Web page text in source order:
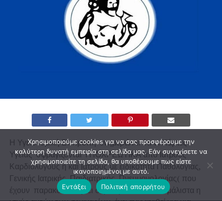
Η Υγειονομική Επιτροπή ενημερώνει ότι οι Κάρτες
Υγείας σφραγίζονται ΥΠΟΧΡΕΩΤΙΚΆ από Ιατρούς
Καρδιολόγους ή και Ιατρούς με ειδικότητα Παθολογίας,
Γενικής Ιατρικής, Παιδιατρικής, Πνευμονολογίας( που
έχουν παρακολουθήσει σεμινάρια Ε.Κ.Α.Ε.– μάλιστα η
Χρησιμοποιούμε cookies για να σας προσφέρουμε την
καλύτερη δυνατή εμπειρία στη σελίδα μας. Εάν συνεχίσετε να
χρησιμοποιείτε τη σελίδα, θα υποθέσουμε πως είστε
ικανοποιημένοι με αυτό.
Εντάξει
Πολιτική απορρήτου